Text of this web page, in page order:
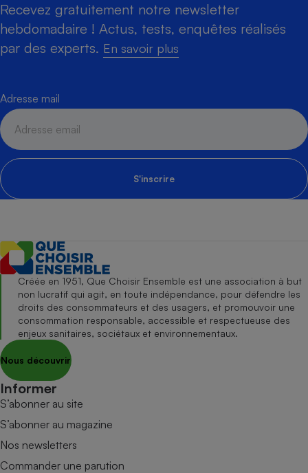
Recevez gratuitement notre newsletter
hebdomadaire ! Actus, tests, enquêtes réalisés
par des experts. En savoir plus
Adresse mail
S'inscrire
Créée en 1951, Que Choisir Ensemble est une association à but
non lucratif qui agit, en toute indépendance, pour défendre les
droits des consommateurs et des usagers, et promouvoir une
consommation responsable, accessible et respectueuse des
enjeux sanitaires, sociétaux et environnementaux.
Nous découvrir
Informer
S’abonner au site
S’abonner au magazine
Nos newsletters
Commander une parution